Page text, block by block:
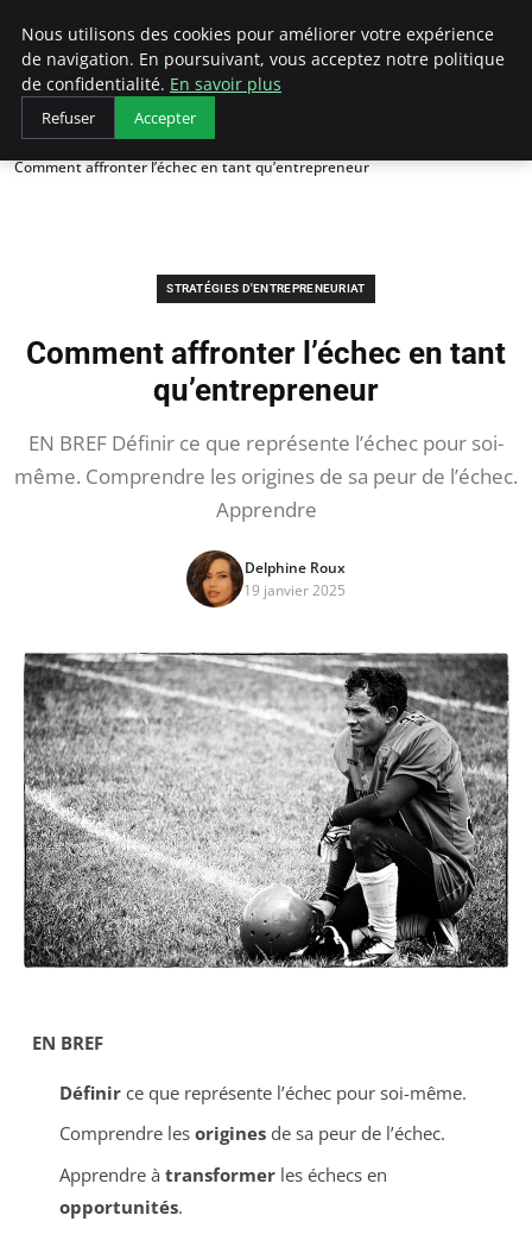
LECFCM
Accueil
Stratégies d'entrepreneuriat
Comment affronter l’échec en tant qu’entrepreneur
STRATÉGIES D'ENTREPRENEURIAT
Comment affronter l’échec en tant
qu’entrepreneur
EN BREF Définir ce que représente l’échec pour soi-
même. Comprendre les origines de sa peur de l’échec.
Apprendre
Delphine Roux
19 janvier 2025
EN BREF
Définirce que représente l’échec pour soi-même.
Comprendre les originesde sa peur de l’échec.
Apprendre à transformerles échecs en
opportunités.
Nous utilisons des cookies pour améliorer votre expérience
de navigation. En poursuivant, vous acceptez notre politique
de confidentialité. En savoir plus
Refuser Accepter